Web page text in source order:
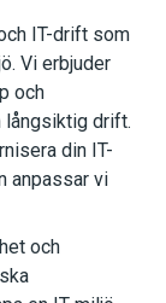
IT-drift som
Vi erbjuder
och
långsiktig drift.
din IT-
anpassar vi
och